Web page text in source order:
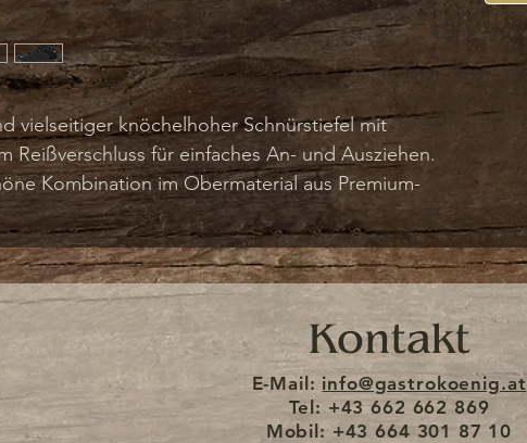
vielseitiger knöchelhoher Schnürstiefel mit
Reißverschluss für einfaches An- und Ausziehen.
Kombination im Obermaterial aus Premium-
mit weichem Mesh-Kragen und -Zunge.
Multi-Fit Innensohle, die eine individuelle
des Schuhs an den jeweiligen Fuß und die
mit Orthesen Innensohlen ermöglicht, passt er
Ausgestattet mit der Joya Wave
die außergewöhnlichen Komfort bietet,
stützt und den natürlichen Bewegungsablauf
Kontakt
E-Mail: info@gastrokoenig.at
Tel: +43 662 662 869
Mobil: +43 664 301 87 10